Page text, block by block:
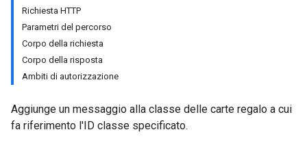
Richiesta HTTP
Parametri del percorso
Corpo della richiesta
Corpo della risposta
Ambiti di autorizzazione
Aggiunge un messaggio alla classe delle carte regalo a cui
fa riferimento l'ID classe specificato.